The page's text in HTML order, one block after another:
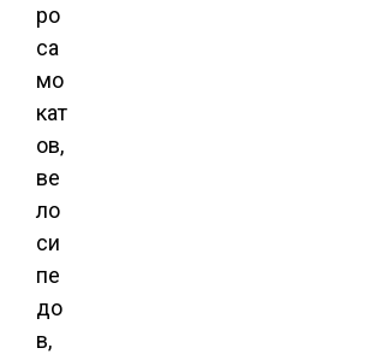
ро
са
мо
кат
ов,
ве
ло
си
пе
до
в,